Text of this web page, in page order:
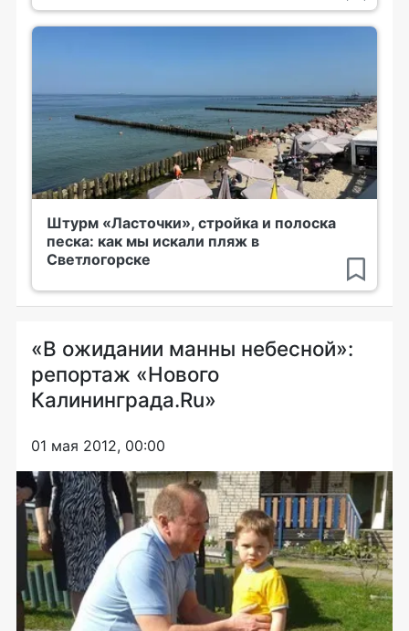
Штурм «Ласточки», стройка и полоска
песка: как мы искали пляж в
Светлогорске
«В ожидании манны небесной»:
репортаж «Нового
Калининграда.Ru»
01 мая 2012, 00:00